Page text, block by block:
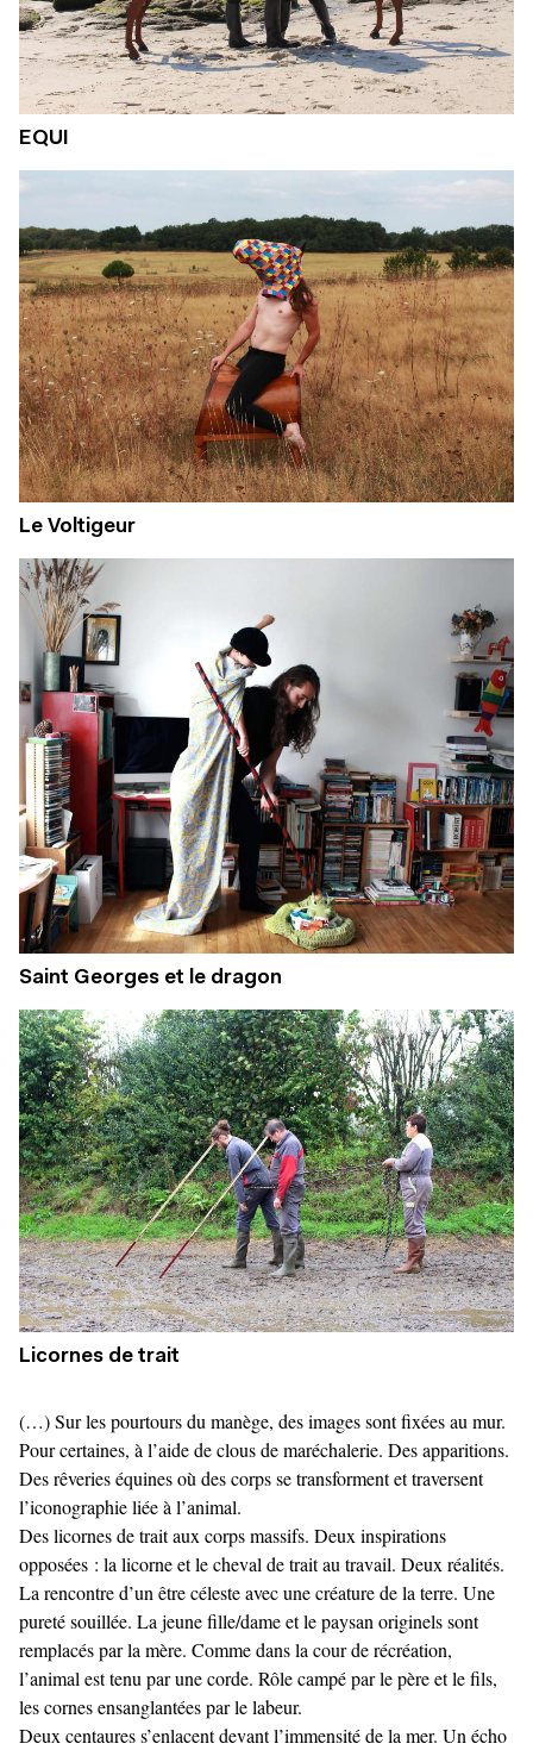
EQUI
Le Voltigeur
Saint Georges et le dragon
Licornes de trait
(…) Sur les pourtours du manège, des images sont fixées au mur.
Pour certaines, à l’aide de clous de maréchalerie. Des apparitions.
Des rêveries équines où des corps se transforment et traversent
l’iconographie liée à l’animal.
Des licornes de trait aux corps massifs. Deux inspirations
opposées : la licorne et le cheval de trait au travail. Deux réalités.
La rencontre d’un être céleste avec une créature de la terre. Une
pureté souillée. La jeune fille/dame et le paysan originels sont
remplacés par la mère. Comme dans la cour de récréation,
l’animal est tenu par une corde. Rôle campé par le père et le fils,
les cornes ensanglantées par le labeur.
Deux centaures s’enlacent devant l’immensité de la mer. Un écho